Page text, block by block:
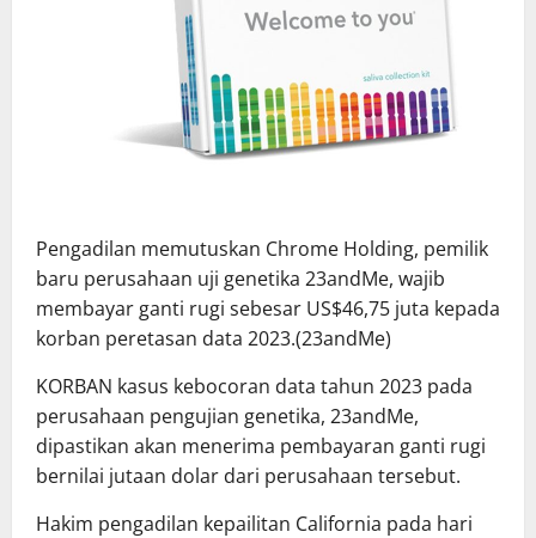
Pengadilan memutuskan Chrome Holding, pemilik
baru perusahaan uji genetika 23andMe, wajib
membayar ganti rugi sebesar US$46,75 juta kepada
korban peretasan data 2023.(23andMe)
KORBAN kasus kebocoran data tahun 2023 pada
perusahaan pengujian genetika, 23andMe,
dipastikan akan menerima pembayaran ganti rugi
bernilai jutaan dolar dari perusahaan tersebut.
Hakim pengadilan kepailitan California pada hari